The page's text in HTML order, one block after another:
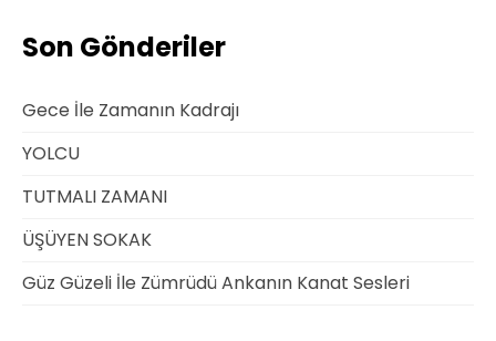
Son Gönderiler
Gece İle Zamanın Kadrajı
YOLCU
TUTMALI ZAMANI
ÜŞÜYEN SOKAK
Güz Güzeli İle Zümrüdü Ankanın Kanat Sesleri